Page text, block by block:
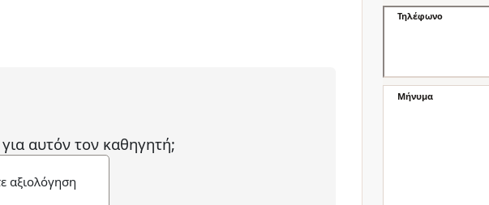
αυτόν τον καθηγητή;
αξιολόγηση
Τηλέφωνο
Μήνυμα